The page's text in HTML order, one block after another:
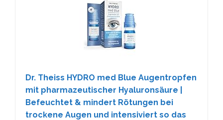
Dr. Theiss HYDRO med Blue Augentropfen
mit pharmazeutischer Hyaluronsäure |
Befeuchtet & mindert Rötungen bei
trockene Augen und intensiviert so das